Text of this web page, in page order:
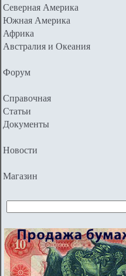
Северная Америка
Южная Америка
Африка
Австралия и Океания
Форум
Справочная
Статьи
Документы
Новости
Магазин